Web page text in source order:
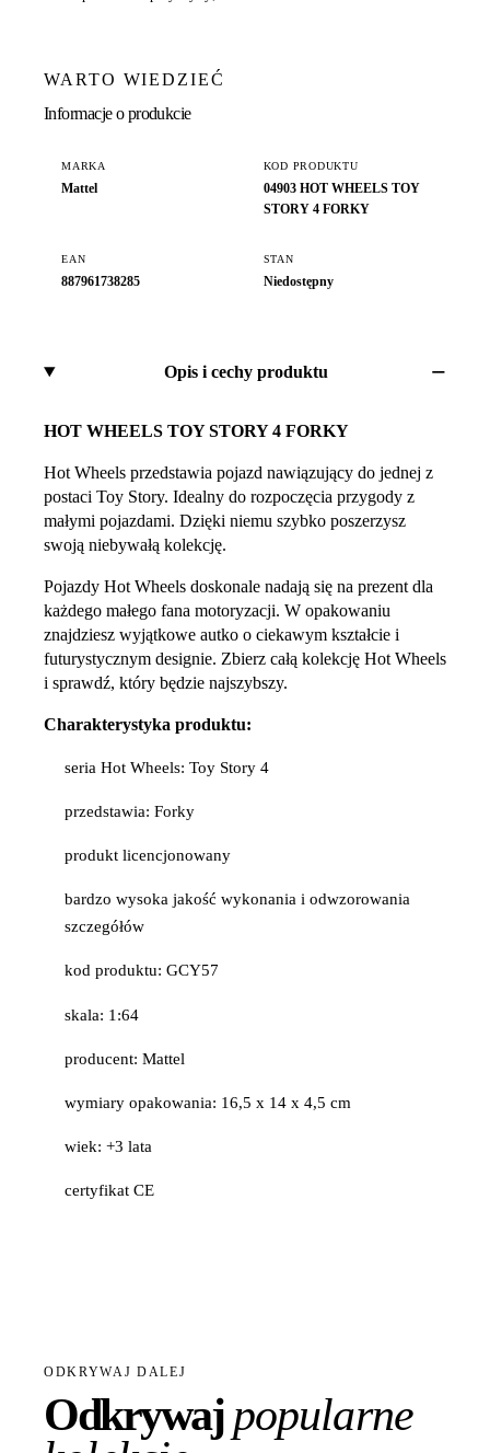
WARTO WIEDZIEĆ
Informacje o produkcie
MARKA
Mattel
KOD PRODUKTU
04903 HOT WHEELS TOY
STORY 4 FORKY
EAN
887961738285
STAN
Niedostępny
Opis i cechy produktu
HOT WHEELS TOY STORY 4 FORKY
Hot Wheels przedstawia pojazd nawiązujący do jednej z
postaci Toy Story. Idealny do rozpoczęcia przygody z
małymi pojazdami. Dzięki niemu szybko poszerzysz
swoją niebywałą kolekcję.
Pojazdy Hot Wheels doskonale nadają się na prezent dla
każdego małego fana motoryzacji. W opakowaniu
znajdziesz wyjątkowe autko o ciekawym kształcie i
futurystycznym designie. Zbierz całą kolekcję Hot Wheels
i sprawdź, który będzie najszybszy.
Charakterystyka produktu:
seria Hot Wheels: Toy Story 4
przedstawia: Forky
produkt licencjonowany
bardzo wysoka jakość wykonania i odwzorowania
szczegółów
kod produktu: GCY57
skala: 1:64
producent: Mattel
wymiary opakowania: 16,5 x 14 x 4,5 cm
wiek: +3 lata
certyfikat CE
ODKRYWAJ DALEJ
Odkrywajpopularne